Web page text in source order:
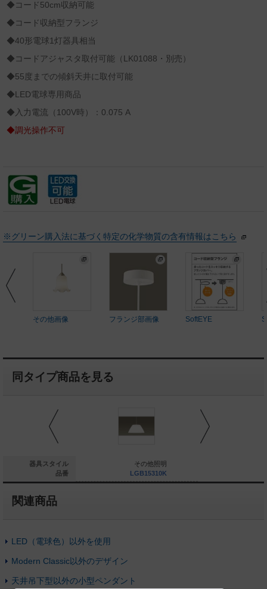
◆コード50cm収納可能
◆コード収納型フランジ
◆40形電球1灯器具相当
◆コードアジャスタ取付可能（LK01088・別売）
◆55度までの傾斜天井に取付可能
◆LED電球専用商品
◆入力電流（100V時）：0.075 A
◆調光操作不可
※グリーン購入法に基づく特定の化学物質の含有情報はこちら
その他画像 フランジ部画像 SoftEYE
同タイプ商品を見る
器具スタイル
品番
その他照明
その他照明
LGB15310K
関連商品
LED（電球色）以外を使用
Modern Classic以外のデザイン
天井吊下型以外の小型ペンダント